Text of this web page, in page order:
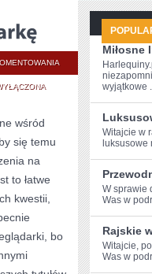
HERO
ZERO
INTERNETOWA
PRZEGLĄDARKĘ
wśród
się temu
na
to łatwe
kwestii,
bo
Miłosne
wyjątkowe
Witajcie w‍
luksusowe
W ⁢sprawie
Was w
Rajskie
Witajcie,
Was w